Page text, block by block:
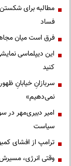
مطالبه برای شکستن
فساد
فرق است میان
این دیپلماسی
کنید
سربازانِ خیابانِ
نمی‌دهیم»
امیر دبیری‌مهر در
سیاست
ترامپ از افشای
وقتی انرژی،